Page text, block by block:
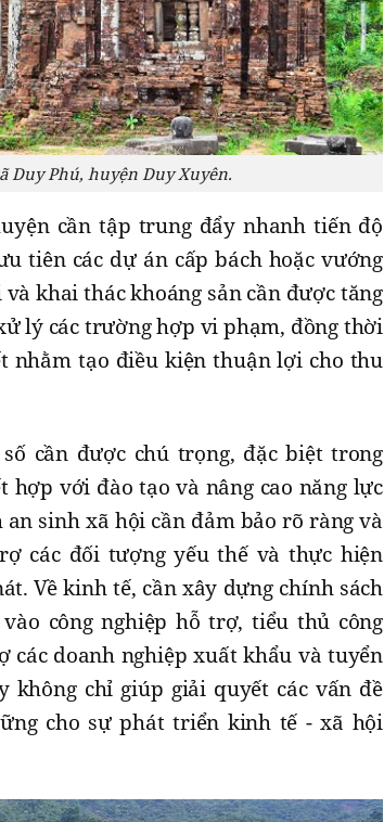
Duy Phú, huyện Duy Xuyên.
cần tập trung đẩy nhanh tiến độ
tiên các dự án cấp bách hoặc vướng
khai thác khoáng sản cần được tăng
lý các trường hợp vi phạm, đồng thời
nhằm tạo điều kiện thuận lợi cho thu
cần được chú trọng, đặc biệt trong
với đào tạo và nâng cao năng lực
sinh xã hội cần đảm bảo rõ ràng và
các đối tượng yếu thế và thực hiện
Về kinh tế, cần xây dựng chính sách
công nghiệp hỗ trợ, tiểu thủ công
các doanh nghiệp xuất khẩu và tuyển
không chỉ giúp giải quyết các vấn đề
cho sự phát triển kinh tế - xã hội